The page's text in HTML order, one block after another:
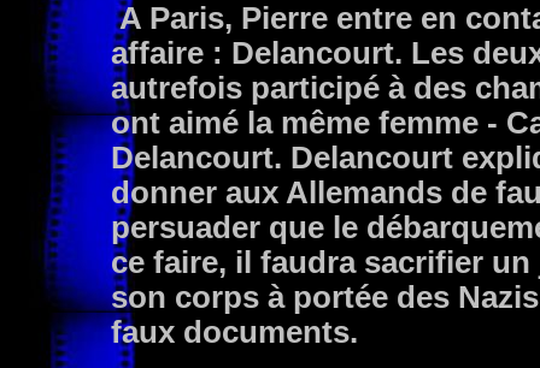
A Paris, Pierre entre en
affaire : Delancourt. Les
autrefois participé à des
ont aimé la même femme -
Delancourt. Delancourt
donner aux Allemands de
persuader que le
ce faire, il faudra sacrifier
son corps à portée des
faux documents.